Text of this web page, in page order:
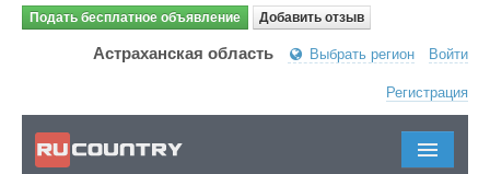
Подать бесплатное объявление Добавить отзыв
Астраханская область Выбрать регион Войти
Регистрация